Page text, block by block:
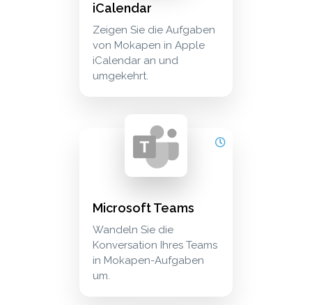
iCalendar
Zeigen Sie die Aufgaben
von Mokapen in Apple
iCalendar an und
umgekehrt.
microsoft teams wandeln sie die
communication
Microsoft Teams
Wandeln Sie die
Konversation Ihres Teams
in Mokapen-Aufgaben
um.